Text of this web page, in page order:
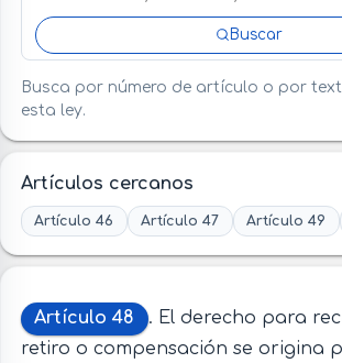
Buscar
Busca por número de artículo o por
esta ley.
Artículos cercanos
Artículo 46 Artículo 47 Artículo 49
Artículo 48
. El derecho para
retiro o compensación se origina